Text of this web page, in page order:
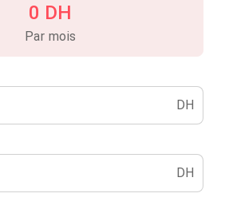
DH
DH
0 DH
Par mois